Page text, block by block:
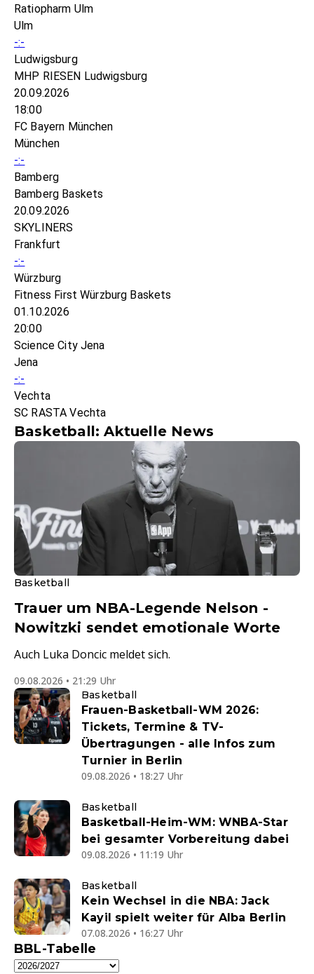
Ratiopharm Ulm
Ulm
-:-
Ludwigsburg
MHP RIESEN Ludwigsburg
20.09.2026
18:00
FC Bayern München
München
-:-
Bamberg
Bamberg Baskets
20.09.2026
SKYLINERS
Frankfurt
-:-
Würzburg
Fitness First Würzburg Baskets
01.10.2026
20:00
Science City Jena
Jena
-:-
Vechta
SC RASTA Vechta
Basketball: Aktuelle News
Basketball
Trauer um NBA-Legende Nelson -
Nowitzki sendet emotionale Worte
Auch Luka Doncic meldet sich.
09.08.2026 • 21:29 Uhr
Basketball
Frauen-Basketball-WM 2026:
Tickets, Termine & TV-
Übertragungen - alle Infos zum
Turnier in Berlin
09.08.2026 • 18:27 Uhr
Basketball
Basketball-Heim-WM: WNBA-Star
bei gesamter Vorbereitung dabei
09.08.2026 • 11:19 Uhr
Basketball
Kein Wechsel in die NBA: Jack
Kayil spielt weiter für Alba Berlin
07.08.2026 • 16:27 Uhr
BBL-Tabelle